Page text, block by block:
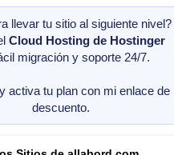
llevar tu sitio al siguiente nivel?
Cloud Hosting de Hostinger
migración y soporte 24/7.
activa tu plan con mi enlace de
descuento.